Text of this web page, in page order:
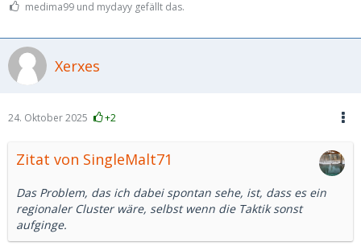
medima99 und mydayy gefällt das.
Xerxes
24. Oktober 2025 +2
Zitat von SingleMalt71
Das Problem, das ich dabei spontan sehe, ist, dass es ein
regionaler Cluster wäre, selbst wenn die Taktik sonst
aufginge.